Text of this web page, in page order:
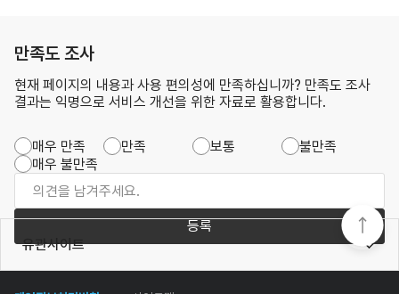
만족도 조사
현재 페이지의 내용과 사용 편의성에 만족하십니까? 만족도 조사
결과는 익명으로 서비스 개선을 위한 자료로 활용합니다.
매우 만족 만족 보통
불만족
매우 불만족
등록
유관사이트